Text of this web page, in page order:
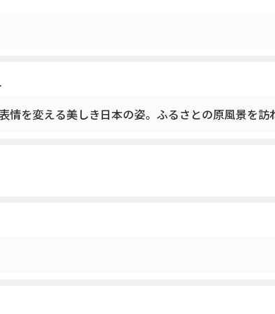
情を変える美しき日本の姿。ふるさとの原風景を訪